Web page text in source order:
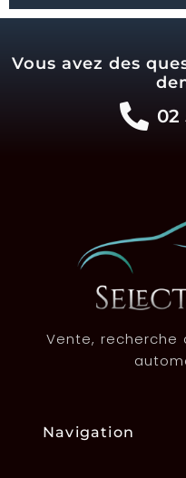
Vous avez des
02
Vente, recherche
Navigation